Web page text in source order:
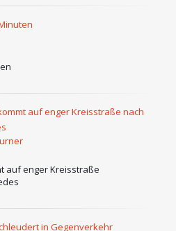
auf enger Kreisstraße